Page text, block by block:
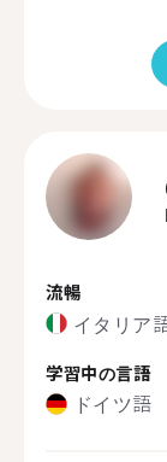
流暢
イタリア
学習中の言語
ドイツ語